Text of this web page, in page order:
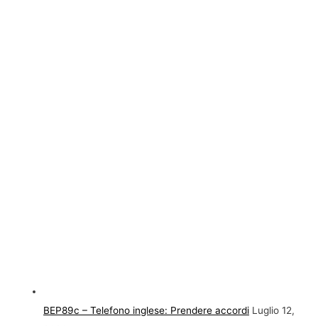
BEP89c – Telefono inglese: Prendere accordi Luglio 12,